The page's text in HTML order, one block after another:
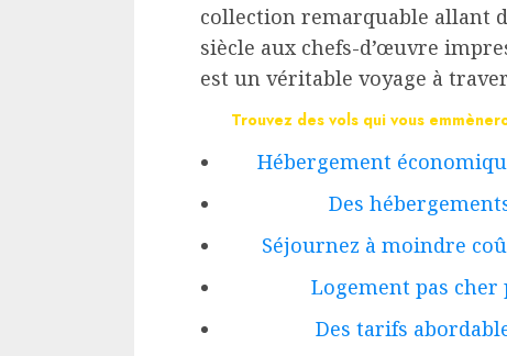
collection remarquable allant
siècle aux chefs-d’œuvre
est un véritable voyage à
Trouvez des vols qui vous
Hébergement
Des
Séjournez à moindre
Logement pas cher
Des tarifs